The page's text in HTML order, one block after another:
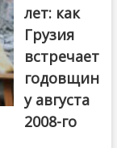
лет: как
Грузия
встречает
годовщин
у августа
2008-го